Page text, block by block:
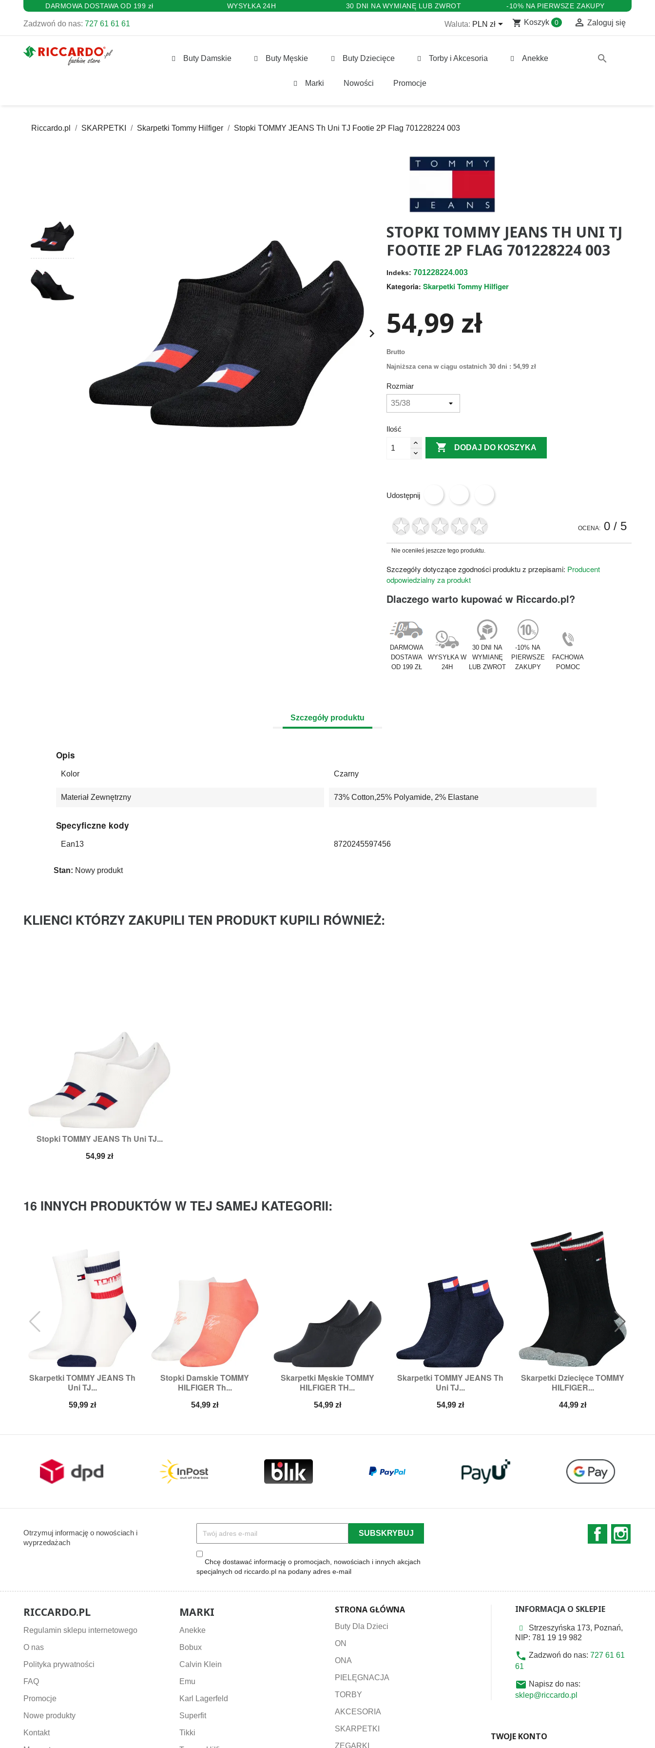
DARMOWA DOSTAWA OD 199 zł WYSYŁKA 24H 30 DNI NA WYMIANĘ LUB ZWROT -10% NA PIERWSZE ZAKUPY
Zadzwoń do nas: 727 61 61 61 Waluta: PLN zł shopping_cart Koszyk 0  Zaloguj się
Buty Damskie Buty Męskie Buty Dziecięce Torby i Akcesoria Anekke
Marki Nowości Promocje
search
Riccardo.pl SKARPETKI Skarpetki Tommy Hilfiger Stopki TOMMY JEANS Th Uni TJ Footie 2P Flag 701228224 003

STOPKI TOMMY JEANS TH UNI TJ
FOOTIE 2P FLAG 701228224 003
Indeks: 701228224.003
Kategoria: Skarpetki Tommy Hilfiger
54,99 zł
Brutto
Najniższa cena w ciągu ostatnich 30 dni : 54,99 zł
Rozmiar
Ilość
 DODAJ DO KOSZYKA
Udostępnij
OCENA: 0/ 5
Nie oceniłeś jeszcze tego produktu.
Szczegóły dotyczące zgodności produktu z przepisami: Producent
odpowiedzialny za produkt
Dlaczego warto kupować w Riccardo.pl?
DARMOWA
DOSTAWA
OD 199 ZŁ
WYSYŁKA W
24H
30 DNI NA
WYMIANĘ
LUB ZWROT
-10% NA
PIERWSZE
ZAKUPY
FACHOWA
POMOC
Szczegóły produktu
Opis
Kolor Czarny
Materiał Zewnętrzny 73% Cotton,25% Polyamide, 2% Elastane
Specyficzne kody
Ean13 8720245597456
Stan: Nowy produkt
KLIENCI KTÓRZY ZAKUPILI TEN PRODUKT KUPILI RÓWNIEŻ:
Stopki TOMMY JEANS Th Uni TJ...
Cena
54,99 zł
Szybki podgląd
16 INNYCH PRODUKTÓW W TEJ SAMEJ KATEGORII:
Skarpetki TOMMY JEANS Th
Uni TJ...
Cena
59,99 zł
Szybki podgląd
35/38,39/42,
Stopki Damskie TOMMY
HILFIGER Th...
Cena
54,99 zł
Szybki podgląd
Rozmiary:35/38,39/42
Skarpetki Męskie TOMMY
HILFIGER TH...
Cena
54,99 zł
Szybki podgląd
Rozmiary:39/42,43/46
Skarpetki TOMMY JEANS Th
Uni TJ...
Cena
54,99 zł
Szybki podgląd
35/38,39/42,
Skarpetki Dziecięce TOMMY
HILFIGER...
Cena
44,99 zł
Szybki podgląd
Rozmiary:27/30,31/34,
Otrzymuj informację o nowościach i
wyprzedażach
Chcę dostawać informację o promocjach, nowościach i innych akcjach
specjalnych od riccardo.pl na podany adres e-mail
Facebook
RICCARDO.PL
Regulamin sklepu internetowego
O nas
Polityka prywatności
FAQ
Promocje
Nowe produkty
Kontakt
MARKI
Anekke
Bobux
Calvin Klein
Emu
Karl Lagerfeld
Superfit
Tikki
STRONA GŁÓWNA
Buty Dla Dzieci
ON
ONA
PIELĘGNACJA
TORBY
AKCESORIA
SKARPETKI
ZEGARKI
INFORMACJA O SKLEPIE
Strzeszyńska 173, Poznań,
NIP: 781 19 19 982
phone Zadzwoń do nas: 727 61 61
61
email Napisz do nas:
sklep@riccardo.pl
TWOJE KONTO